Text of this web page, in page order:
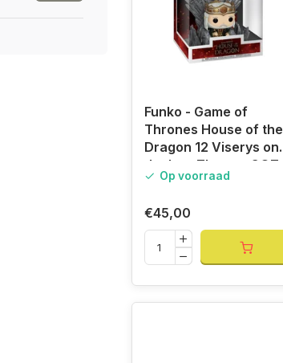
Funko - Game of
Thrones House of the
Dragon 12 Viserys on
the Iron Throne, GOT
Op voorraad
€45,00